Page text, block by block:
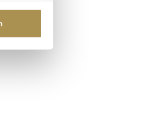
können